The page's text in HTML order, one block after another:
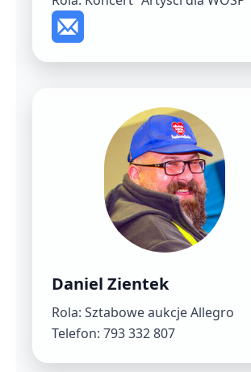
Daniel Zientek
Rola: Sztabowe aukcje Allegro
Telefon: 793 332 807